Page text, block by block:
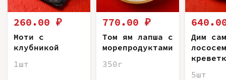
260.00 ₽
Моти с
клубникой
1шт
770.00 ₽
Том ям лапша с
морепродуктами
350г
Дим
5шт